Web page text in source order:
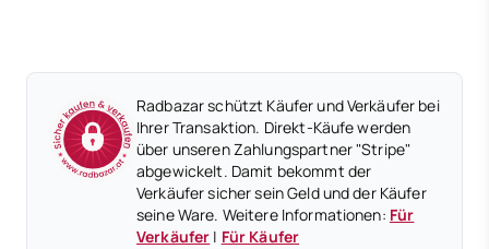
Radbazar schützt Käufer und Verkäufer bei
Ihrer Transaktion. Direkt-Käufe werden
über unseren Zahlungspartner "Stripe"
abgewickelt. Damit bekommt der
Verkäufer sicher sein Geld und der Käufer
seine Ware. Weitere Informationen: Für
Verkäufer | Für Käufer